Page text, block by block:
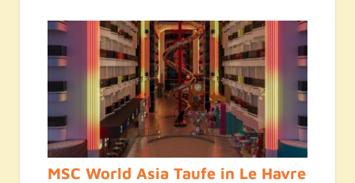
MSC World Asia Taufe in Le Havre